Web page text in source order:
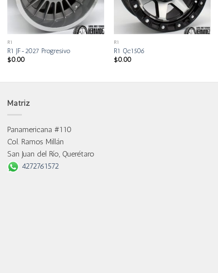
R1
R1 JF-2027 Progresivo
$0.00
R1
R1 Qc1506
$0.00
Matriz
Panamericana #110
Col. Ramos Millán
San Juan del Río, Querétaro
4272761572